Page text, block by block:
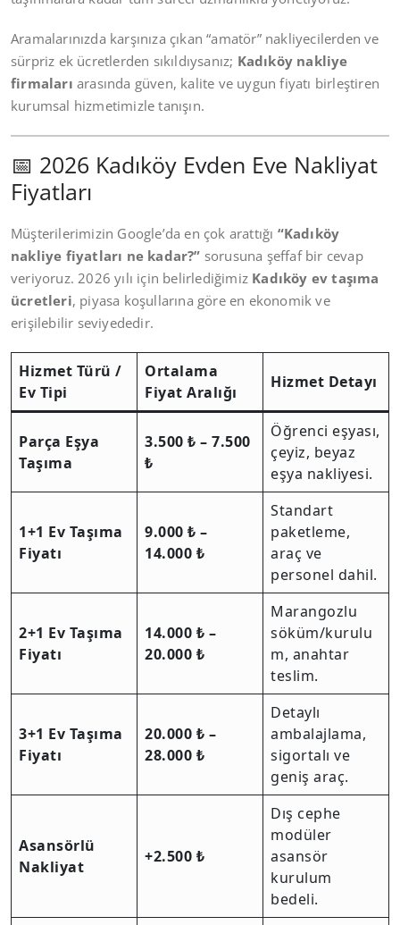
Aramalarınızda karşınıza çıkan “amatör” nakliyecilerden ve
sürpriz ek ücretlerden sıkıldıysanız; Kadıköy nakliye
firmaları arasında güven, kalite ve uygun fiyatı birleştiren
kurumsal hizmetimizle tanışın.
📅 2026 Kadıköy Evden Eve Nakliyat
Fiyatları
Müşterilerimizin Google’da en çok arattığı “Kadıköy
nakliye fiyatları ne kadar?” sorusuna şeffaf bir cevap
veriyoruz. 2026 yılı için belirlediğimiz Kadıköy ev taşıma
ücretleri, piyasa koşullarına göre en ekonomik ve
erişilebilir seviyededir.
Hizmet Türü /
Ev Tipi
Ortalama
Fiyat Aralığı
Hizmet Detayı
Parça Eşya
Taşıma
3.500 ₺ – 7.500
₺
Öğrenci eşyası,
çeyiz, beyaz
eşya nakliyesi.
1+1 Ev Taşıma
Fiyatı
9.000 ₺ –
14.000 ₺
Standart
paketleme,
araç ve
personel dahil.
2+1 Ev Taşıma
Fiyatı
14.000 ₺ –
20.000 ₺
Marangozlu
söküm/kurulu
m, anahtar
teslim.
3+1 Ev Taşıma
Fiyatı
20.000 ₺ –
28.000 ₺
Detaylı
ambalajlama,
sigortalı ve
geniş araç.
Asansörlü
Nakliyat
+2.500 ₺
Dış cephe
modüler
asansör
kurulum
bedeli.